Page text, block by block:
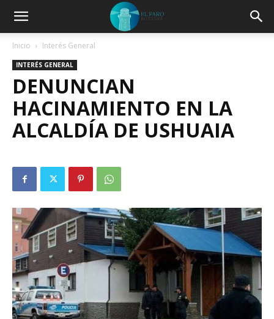
Inicio Interés General
INTERÉS GENERAL
DENUNCIAN
HACINAMIENTO EN LA
ALCALDÍA DE USHUAIA